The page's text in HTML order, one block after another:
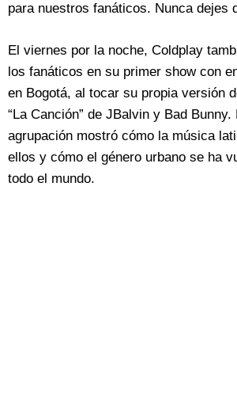
para nuestros fanáticos. Nunca dejes
El viernes por la noche, Coldplay
los fanáticos en su primer show con
en Bogotá, al tocar su propia versión
“La Canción” de JBalvin y Bad Bunny.
agrupación mostró cómo la música
ellos y cómo el género urbano se ha
todo el mundo.